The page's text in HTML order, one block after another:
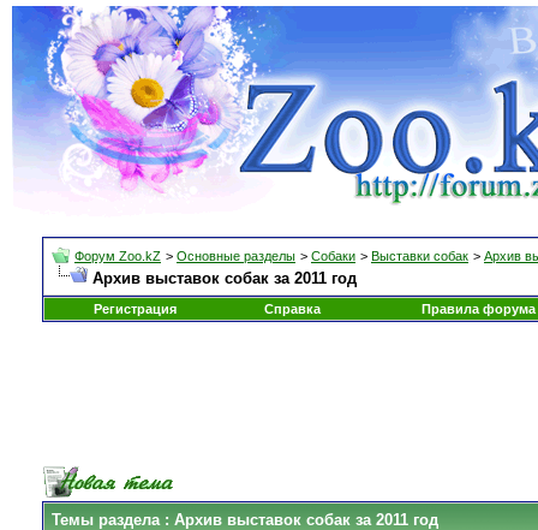
Форум Zoo.kZ > Основные разделы > Собаки > Выставки собак > Архив
Архив выставок собак за 2011 год
Регистрация Справка Правила форума
Темы раздела: Архив выставок собак за 2011 год